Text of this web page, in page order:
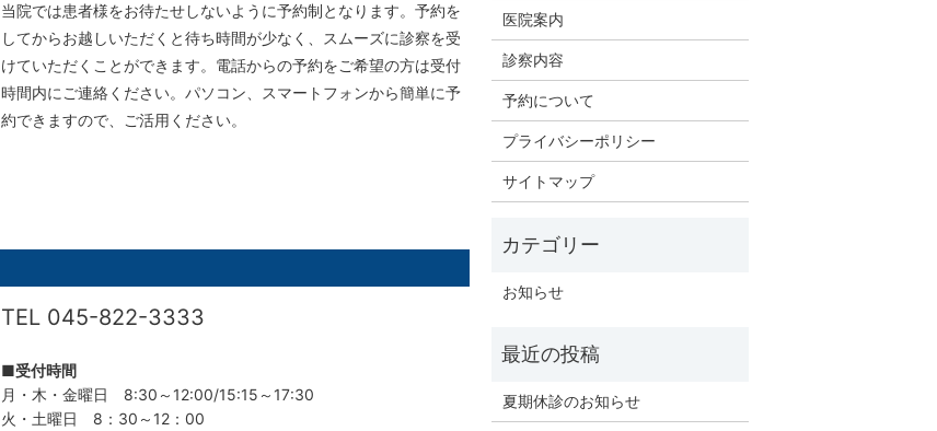
当院では患者様をお待たせしないように予約制となります。予約を
してからお越しいただくと待ち時間が少なく、スムーズに診察を受
けていただくことができます。電話からの予約をご希望の方は受付
時間内にご連絡ください。パソコン、スマートフォンから簡単に予
約できますので、ご活用ください。
TEL 045-822-3333
■受付時間
月・木・金曜日 8:30～12:00/15:15～17:30
火・土曜日 8：30～12：00
医院案内
診察内容
予約について
プライバシーポリシー
サイトマップ
お知らせ
夏期休診のお知らせ